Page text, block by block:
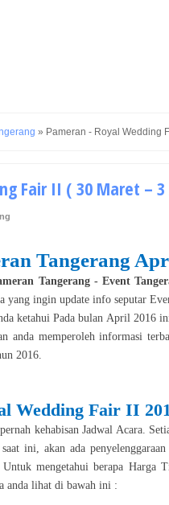
» Pameran - Royal Wedding
Fair II ( 30 Maret –
Tangerang
Tangerang- Event
yang ingin update info seputar
ketahui Pada bulan April 2016
anda memperoleh informasi
2016
Wedding Fair II
kehabisan Jadwal Acara.
ini, akan ada penyelenggaraan
. Untuk mengetahui berapa
anda lihat di bawah ini :